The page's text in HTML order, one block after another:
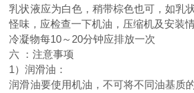
乳状液应为白色，稍带棕色也可，如乳
怪味，应检查一下机油，压缩机及安装情
冷凝物每10～20分钟应排放一次
六 ：注意事项
1）润滑油：
润滑油要使用机油，不可将不同油基质